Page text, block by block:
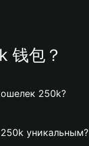
钱包？
250k?
уникальным?